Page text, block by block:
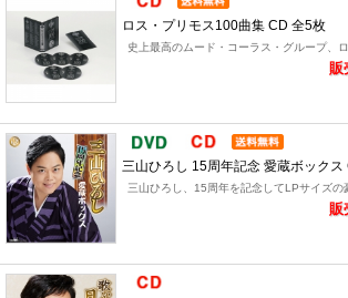
ロス・プリモス100曲集 CD 全5枚
史上最高のムード・コーラス・グループ、ロ
販
三山ひろし 15周年記念 愛蔵ボック
三山ひろし、15周年を記念してLPサイズの
販